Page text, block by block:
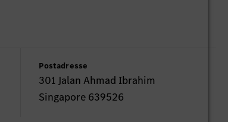
Postadresse
301 Jalan Ahmad Ibrahim
Singapore 639526